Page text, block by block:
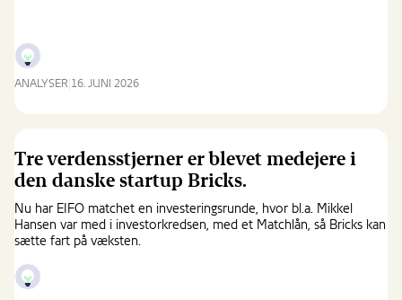
ANALYSER 16. JUNI 2026
det
danske
venturemarked
Tre verdensstjerner er blevet medejere i
den danske startup Bricks.
Nu har EIFO matchet en investeringsrunde, hvor bl.a. Mikkel
Hansen var med i investorkredsen, med et Matchlån, så Bricks kan
sætte fart på væksten.